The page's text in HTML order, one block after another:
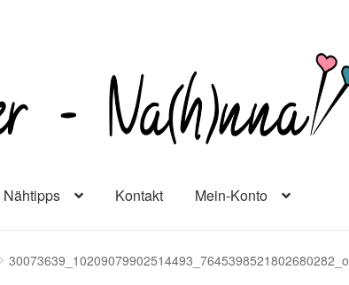
Nähtipps Kontakt Mein-Konto
30073639_10209079902514493_7645398521802680282_o